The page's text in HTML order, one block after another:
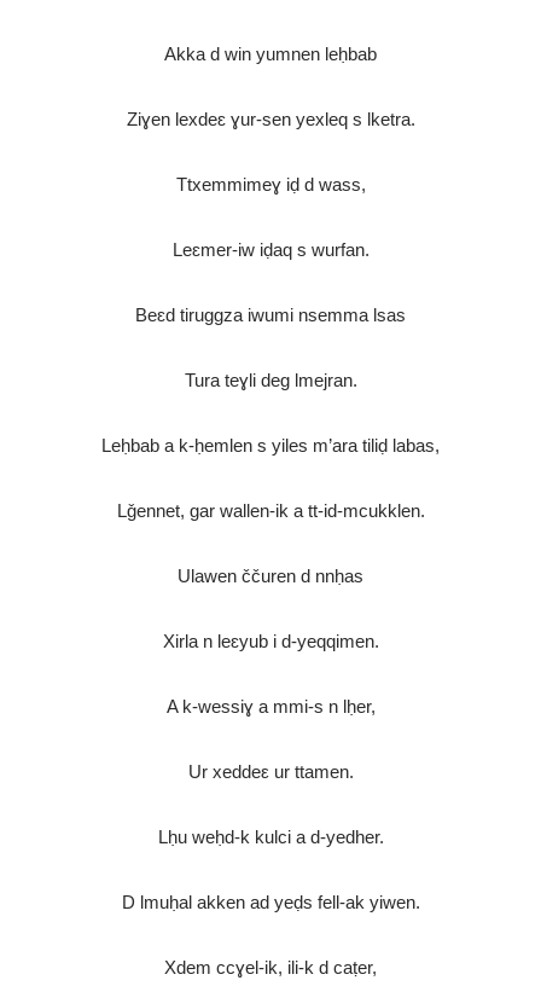
Akka d win yumnen leḥbab
Ziɣen lexdeɛ ɣur-sen yexleq s lketra.
Ttxemmimeɣ iḍ d wass,
Leɛmer-iw iḍaq s wurfan.
Beɛd tiruggza iwumi nsemma lsas
Tura teɣli deg lmejran.
Leḥbab a k-ḥemlen s yiles m’ara tiliḍ labas,
Lǧennet, gar wallen-ik a tt-id-mcukklen.
Ulawen ččuren d nnḥas
Xirla n leɛyub i d-yeqqimen.
A k-wessiɣ a mmi-s n lḥer,
Ur xeddeε ur ttamen.
Lḥu weḥd-k kulci a d-yedher.
D lmuḥal akken ad yeḍs fell-ak yiwen.
Xdem ccɣel-ik, ili-k d caṭer,